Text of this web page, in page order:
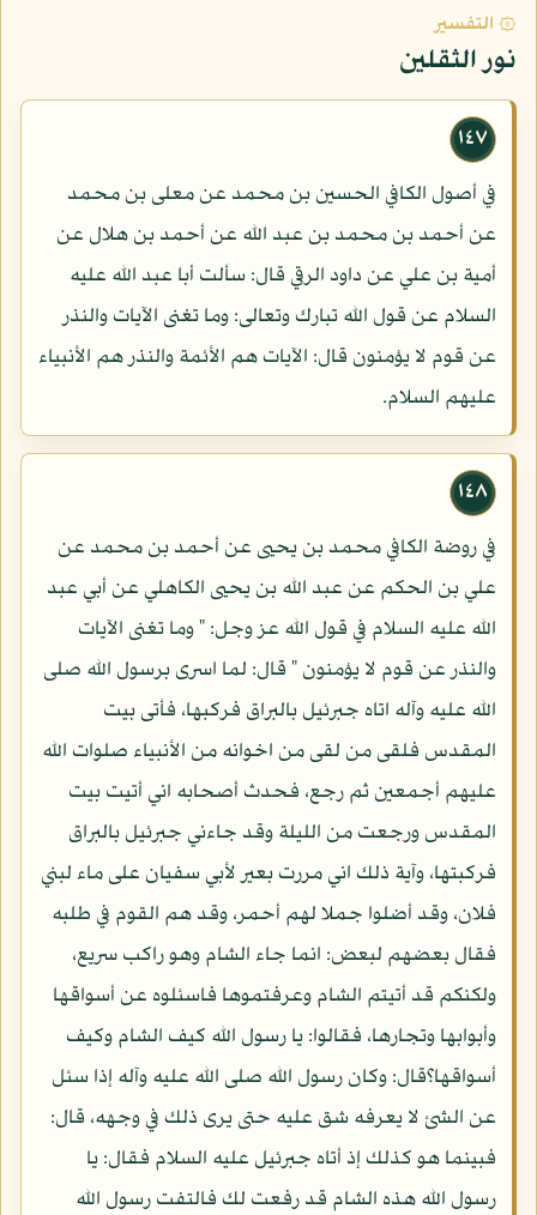
۞ التفسير
نور الثقلين
١٤٧
في أصول الكافي الحسين بن محمد عن معلى بن محمد
عن أحمد بن محمد بن عبد الله عن أحمد بن هلال عن
أمية بن علي عن داود الرقي قال: سألت أبا عبد الله عليه
السلام عن قول الله تبارك وتعالى: وما تغنى الآيات والنذر
عن قوم لا يؤمنون قال: الآيات هم الأئمة والنذر هم الأنبياء
عليهم السلام.
١٤٨
في روضة الكافي محمد بن يحيى عن أحمد بن محمد عن
علي بن الحكم عن عبد الله بن يحيى الكاهلي عن أبي عبد
الله عليه السلام في قول الله عز وجل: " وما تغنى الآيات
والنذر عن قوم لا يؤمنون " قال: لما اسرى برسول الله صلى
الله عليه وآله اتاه جبرئيل بالبراق فركبها، فأتى بيت
المقدس فلقى من لقى من اخوانه من الأنبياء صلوات الله
عليهم أجمعين ثم رجع، فحدث أصحابه اني أتيت بيت
المقدس ورجعت من الليلة وقد جاءني جبرئيل بالبراق
فركبتها، وآية ذلك اني مررت بعير لأبي سفيان على ماء لبني
فلان، وقد أضلوا جملا لهم أحمر، وقد هم القوم في طلبه
فقال بعضهم لبعض: انما جاء الشام وهو راكب سريع،
ولكنكم قد أتيتم الشام وعرفتموها فاسئلوه عن أسواقها
وأبوابها وتجارها، فقالوا: يا رسول الله كيف الشام وكيف
أسواقها؟قال: وكان رسول الله صلى الله عليه وآله إذا سئل
عن الشئ لا يعرفه شق عليه حتى يرى ذلك في وجهه، قال:
فبينما هو كذلك إذ أتاه جبرئيل عليه السلام فقال: يا
رسول الله هذه الشام قد رفعت لك فالتفت رسول الله